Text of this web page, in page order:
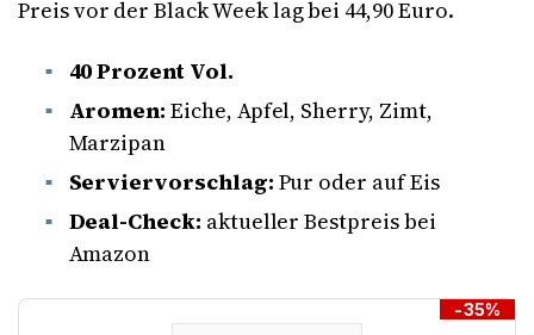
Preis vor der Black Week lag bei 44,90 Euro.
40 Prozent Vol.
Aromen: Eiche, Apfel, Sherry, Zimt,
Marzipan
Serviervorschlag: Pur oder auf Eis
Deal-Check: aktueller Bestpreis bei
Amazon
-35%